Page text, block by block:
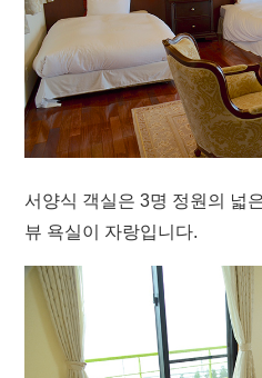
서양식 객실은 3명 정원의 넓
뷰 욕실이 자랑입니다.